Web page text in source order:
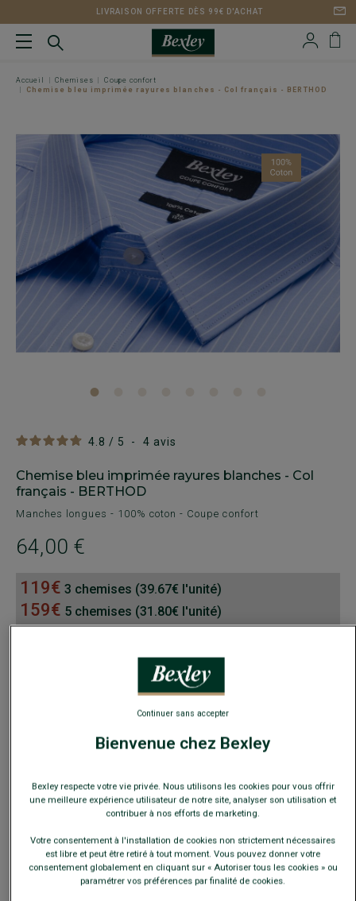
LIVRAISON OFFERTE DÈS 99€ D'ACHAT
Accueil Chemises
Coupe confort
Chemise bleu imprimée rayures blanches - Col français - BERTHOD
4.8 / 5 - 4 avis
Chemise bleu imprimée rayures blanches - Col
français - BERTHOD
Manches longues - 100% coton - Coupe confort
64,00 €
119€ 3 chemises (39.67€ l'unité)
159€ 5 chemises (31.80€ l'unité)
COULEURS DISPONIBLES
En cas d'hésitation, choisir la taille en-dessous de votre
taille habituelle.
Guide des tailles
Quelle est ma taille ?
Bienvenue chez Bexley
Bexley respecte votre vie privée. Nous utilisons les cookies pour vous offrir
une meilleure expérience utilisateur de notre site, analyser son utilisation et
contribuer à nos efforts de marketing.
Votre consentement à l'installation de cookies non strictement nécessaires
est libre et peut être retiré à tout moment. Vous pouvez donner votre
consentement globalement en cliquant sur « Autoriser tous les cookies » ou
paramétrer vos préférences par finalité de cookies.
Continuer sans accepter